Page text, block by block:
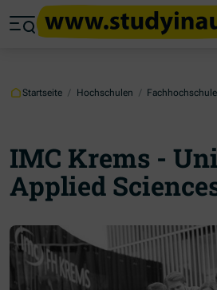
Zum Hauptinhalt springen
Zum Footer springen
Startseite / Hochschulen /
IMC Krems -
Applied